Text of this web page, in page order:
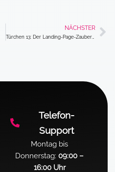
NÄCHSTER
Türchen 13: Der Landing-Page-Zauberer
Telefon-
Support
Montag bis
Donnerstag:09:00 –
16:00 Uhr